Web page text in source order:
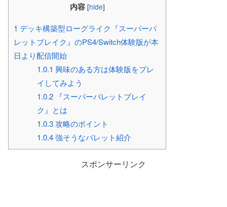
内容 [hide]
1 デッキ構築型ローグライク『スーパーバ
レットブレイク』のPS4/Switch体験版が本
日より配信開始
1.0.1 興味のある方は体験版をプレ
イしてみよう
1.0.2『スーパーバレットブレイ
ク』とは
1.0.3攻略のポイント
1.0.4強そうなバレット紹介
スポンサーリンク